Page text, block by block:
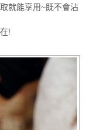
就能享用~既不會沾
!